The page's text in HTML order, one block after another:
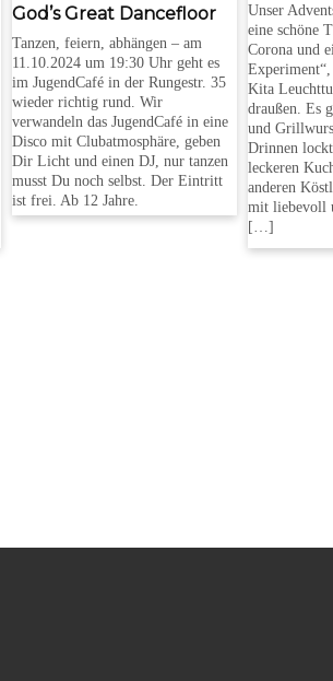
Unser
eine schöne
Corona und
Kita
draußen. Es
und
Drinnen
leckeren
anderen
mit liebevoll
[…]
God’s Great Dancefloor
Tanzen, feiern, abhängen – am
11.10.2024 um 19:30 Uhr geht es
im JugendCafé in der Rungestr. 35
wieder richtig rund. Wir
verwandeln das JugendCafé in eine
Disco mit Clubatmosphäre, geben
Dir Licht und einen DJ, nur tanzen
musst Du noch selbst. Der Eintritt
ist frei. Ab 12 Jahre.